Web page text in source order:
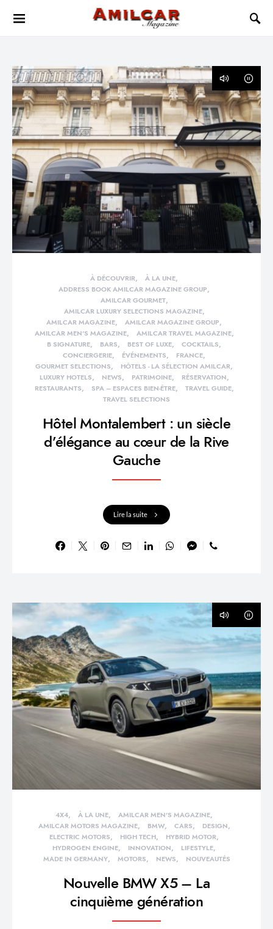
À DÉCOUVRIR
À LA UNE
ADDRESS BOOK AMILCAR MAGAZINE GROUP
AMILCAR GOURMET
AMILCAR LUXURY SELECTIONS MAGAZINE
AMILCAR MAGAZINE
AMILCAR MAGAZINE GROUP
AMILCAR MEN'S MAGAZINE
AMILCAR TRAVEL MAGAZINE
B SIGNATURE
BARS BEST OF LUXE
COCKTAILS
CONCIERGERIE
ÉVÉNEMENTS
FRANCE
GOURMET SELECTIONS
HÔTELS - LA SÉLECTION AMILCAR
LUXURY HOTELS
NEWS PATRIMOINE
RÉSERVATION
RESTAURANTS
SPA – ESPACES BIEN-ÊTRE
TRAVEL GUIDE
TRAVEL SELECTIONS
Hôtel Montalembert : un siècle
d’élégance au cœur de la Rive
Gauche
Lire la suite
4X4 À LA UNE
AMILCAR MEN'S MAGAZINE
AMILCAR MOTORS MAGAZINE
BMW CARS
DESIGN
ELECTRIC MOTORS
HIGH TECH
HYBRID MOTOR
HYDROGEN ENGINE
INNOVATION
LIFESTYLE
MADE IN GERMANY
MOTORS NEWS NOUVEAUTÉS
Nouvelle BMW X5 – La
cinquième génération